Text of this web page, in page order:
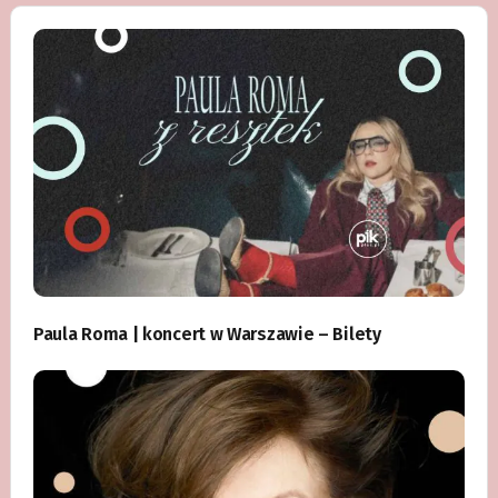
Paula Roma | koncert w Warszawie – Bilety